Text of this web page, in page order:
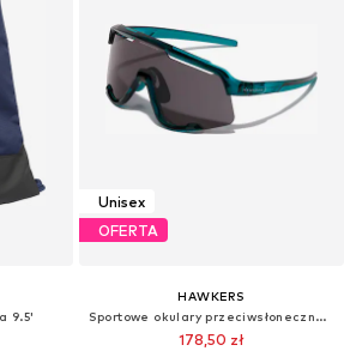
9.5'
Unisex
OFERTA
HAWKERS
Sportowe okulary przeciwsłoneczne 'POWER'
178,50 zł